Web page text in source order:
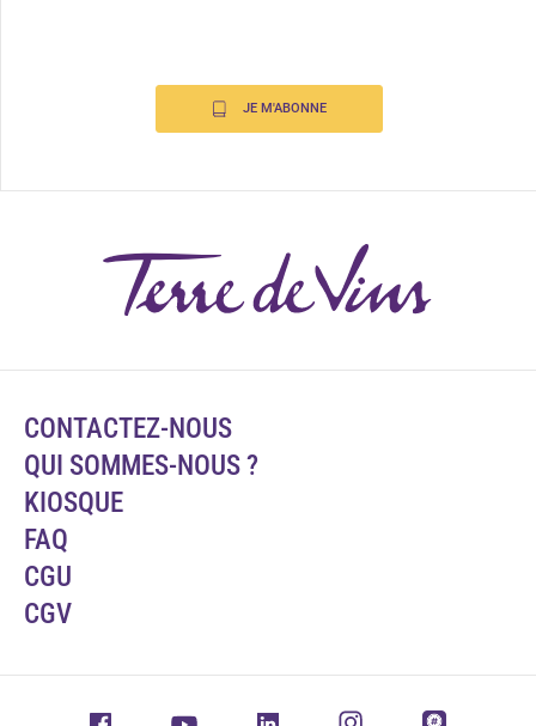
JE M'ABONNE
CONTACTEZ-NOUS
QUI SOMMES-NOUS ?
KIOSQUE
FAQ
CGU
CGV